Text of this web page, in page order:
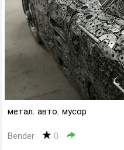
метал, авто, мусор
Bender 0